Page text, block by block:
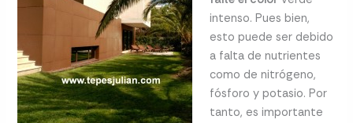
intenso. Pues bien,
esto puede ser debido
a falta de nutrientes
como de nitrógeno,
fósforo y potasio. Por
tanto, es importante